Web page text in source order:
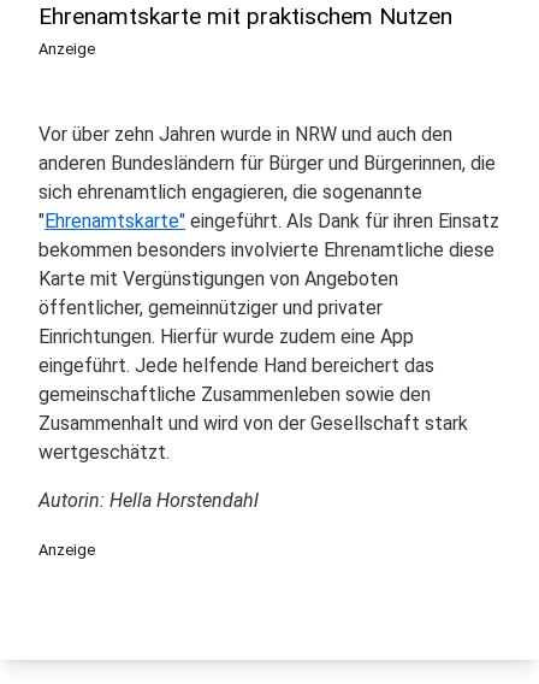
Ehrenamtskarte mit praktischem Nutzen
Anzeige
Vor über zehn Jahren wurde in NRW und auch den
anderen Bundesländern für Bürger und Bürgerinnen, die
sich ehrenamtlich engagieren, die sogenannte
"Ehrenamtskarte" eingeführt. Als Dank für ihren Einsatz
bekommen besonders involvierte Ehrenamtliche diese
Karte mit Vergünstigungen von Angeboten
öffentlicher, gemeinnütziger und privater
Einrichtungen. Hierfür wurde zudem eine App
eingeführt. Jede helfende Hand bereichert das
gemeinschaftliche Zusammenleben sowie den
Zusammenhalt und wird von der Gesellschaft stark
wertgeschätzt.
Autorin: Hella Horstendahl
Anzeige